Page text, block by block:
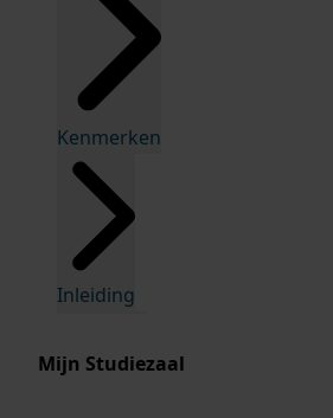
Kenmerken
Inleiding
Mijn Studiezaal